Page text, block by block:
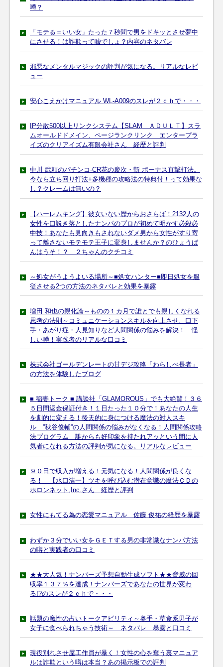
噂？
「モテる＝いい女」たった７秒間で男をドキッとさせ夢中
にさせる！は詐欺って嘘でしょ？内容のネタバレ
邪悪なメンタルマジックの評判が気になる。リアルなレビ
ュー
安心こえかけマニュアル WL-A009のスレが２ｃｈで・・・
IP分散500以上リンクシステム【SLAM ＡＤＵＬＴ】スラ
ムオールドドメイン、ページランクリンク エンタープラ
イズのクリアイズム有限会社さん 経歴と評判
中川 武頼のパチンコ-CR花の慶次・斬 ボーナス直撃打法。
今なら立ち回り打法+多機種の攻略法の特典付！って効果な
し？クレームは無いの？
【ハーレムキング】彼女いない歴からおさらば！2132人の
女性を口説き落としたナンパのプロが初めて明かす必殺必
中技！あなたも見向きもされないダメ男から女性がすり寄
って離さないモテモテ王子に変身しませんか？のひょうば
んはうそ！？ ２ちゃんのクチコミ
～処女がうようよいる場所～■処女ハンター■即日処女を服
従させる2つの方法のネタバレと効果を暴露
増田 和也の親化論～ものの１カ月で誰とでも親しくなれる
思考の法則～コミュニケーションスキルを向上させ、口下
手・あがり症・人見知りなど人間関係の悩みを解決！ 怪
しい噂！実践者のリアルな口コミ
株式会社ゴールデンレートの甘デジ攻略「わらしべ長者」
の方法を体験したブログ
■ 稲妻トーク ■ 講談社「GLAMOROUS」でも大絶賛！３６
５日間返金保証付き！１日たった１０分で！あなたの人生
を劇的に変える！後天的に身につける魔法の対人スキ
ル ”秋谷俊輔”の人間関係の悩みがなくなる！人間関係攻略
法プログラム 誰からも好印象を持たれアッという間に人
気者になれる方法の評判が気になる。リアルなレビュー
９０日で収入が増える！元気になる！人間関係が良くな
る！ 【水口清一】ツキを呼び込む潜在意識の魔法ＣＤの
ホロンネット,Inc.さん 経歴と評判
女性にもてる為の恋愛マニュアル 佐藤 俊祐の経歴を暴露
わずか３分でいい女をＧＥＴする男の非常識なナンパ方法
の噂と実践者の口コミ
★★大人気！ナンバーズ予想自動生成ソフト★★脅威の回
収率１３７％を達成！ナンバーズであなたの世界が変わ
る!?のスレが２ｃｈで・・・
話題の魔性の占いトークアビリティ～奥手・草食系男子が
女子に食べられちゃう技術～ ネタバレ 暴露と口コミ
現役別れさせ屋工作員が暴く！女性の心を奪う裏マニュア
ルは詐欺という噂は本当？あの掲示板での評判